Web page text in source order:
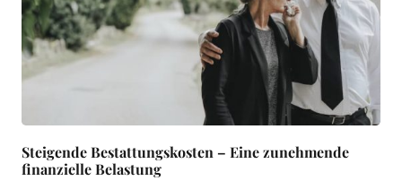
Steigende Bestattungskosten – Eine zunehmende
finanzielle Belastung